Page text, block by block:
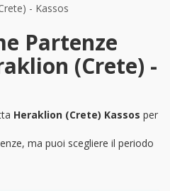
- Kassos
Partenze
(Crete) -
Heraklion (Crete) Kassos per
ma puoi scegliere il periodo